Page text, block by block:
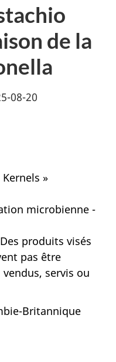
de la
08-20
»
microbienne -
Des produits visés
pas être
servis ou
Britannique